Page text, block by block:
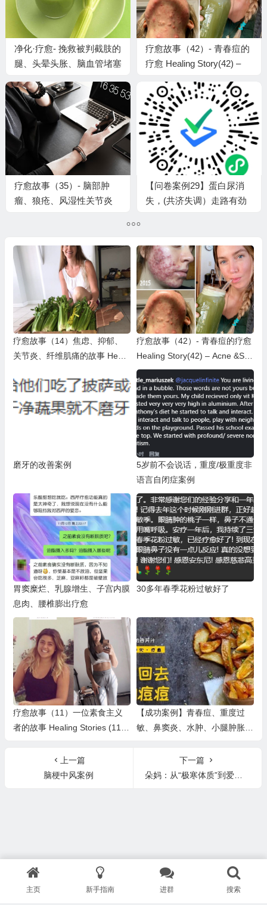
净化·疗愈- 挽救被判截肢的
腿、头晕头胀、脑血管堵塞
疗愈故事（42）- 青春痘的
疗愈 Healing Story(42) –
疗愈故事（35）- 脑部肿
瘤、狼疮、风湿性关节炎
【问卷案例29】蛋白尿消
失，(共济失调）走路有劲
疗愈故事（14）焦虑、抑郁、
关节炎、纤维肌痛的故事 Heali
ssion
疗愈故事（42）- 青春痘的疗愈
Healing Story(42) – Acne &Ski
n Conditions
磨牙的改善案例
5岁前不会说话，重度/极重度非
语言自闭症案例
胃窦糜烂、乳腺增生、子宫内膜
息肉、腰椎膨出疗愈
30多年春季花粉过敏好了
疗愈故事（11）一位素食主义
者的故事 Healing Stories (11)
【成功案例】青春痘、重度过
敏、鼻窦炎、水肿、小腿肿胀、
症、窦性心律等
上一篇
脑梗中风案例
下一篇
朵妈：从“极寒体质”到爱上滑雪
主页 新手指南 进群 搜索